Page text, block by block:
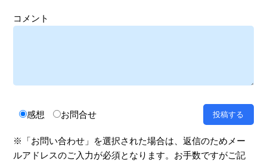
コメント
感想 お問合せ
※「お問い合わせ」を選択された場合は、返信のためメー
ルアドレスのご入力が必須となります。お手数ですがご記